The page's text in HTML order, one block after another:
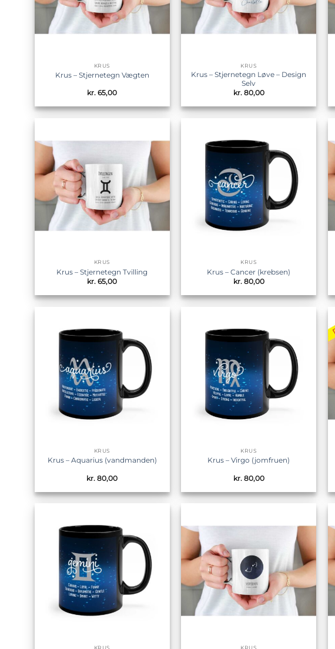
KRUS
Krus – Stjernetegn Vægten
kr. 65,00
KRUS
Krus – Stjernetegn Løve – Design
Selv
kr.80,00
Tilføj til
ønskeliste
KRUS
Krus – Stjernetegn Tvilling
kr. 65,00
ønskeliste
KRUS
Krus – Cancer (krebsen)
kr.80,00
ønskeliste
KRUS
Krus – Aquarius (vandmanden)
kr. 80,00
ønskeliste
KRUS
Krus – Virgo (jomfruen)
kr.80,00
ønskeliste
KRUS
Tilføj til
ønskeliste
KRUS